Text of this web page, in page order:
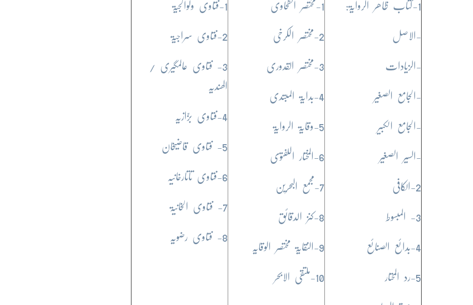
1-کتاب ظاھر الروایۃ:
-الاصل
-الزیادات
-الجامع الصغیر
-الجامع الکبیر
-السیر الصغیر
2-الکافی
3- المبسوط
4-بدائع الصنائع
5-رد المحتار
1-مختصر الطحاوی
2-مختصر الکرخی
3-مختصر القدوری
4-بدایۃ المبتدی
5-وقایۃ الروایۃ
6-المختار اللفتوی
7-مجمع البحرین
8-کنز الدقائق
9-النقایۃ مختصر الوقایہ
10-ملتقی الابحر
1-فتاوی ولوالجیۃ
2-فتاوی سراجیۃ
3- فتاوی عالمگیری /
الھندیہ
4-فتاوی بزّازیہ
5- فتاوی قاضیخان
6-فتاوی تاتارخانیہ
7- فتاوی الخانیۃ
8- فتاوی رضویہ